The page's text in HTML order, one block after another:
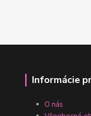
Informácie
O nás